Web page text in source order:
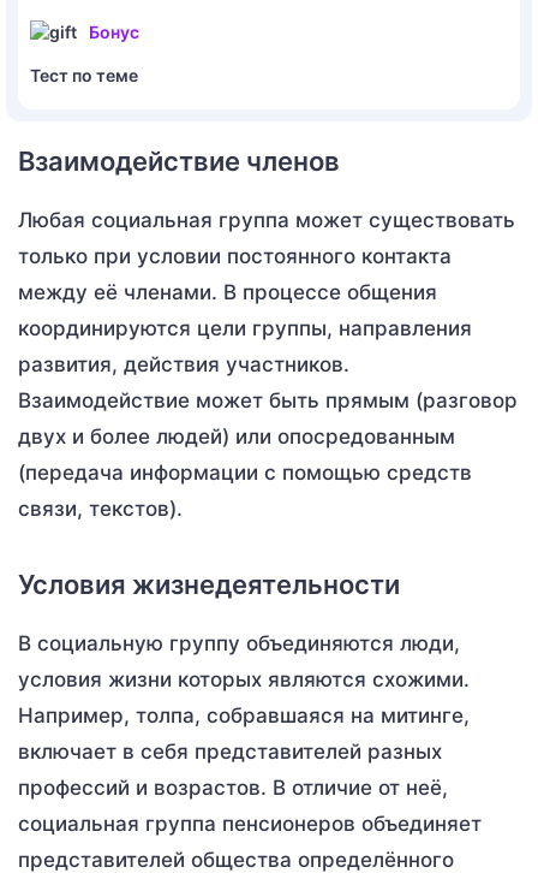
Бонус
Тест по теме
Взаимодействие членов
Любая социальная группа может существовать
только при условии постоянного контакта
между её членами. В процессе общения
координируются цели группы, направления
развития, действия участников.
Взаимодействие может быть прямым (разговор
двух и более людей) или опосредованным
(передача информации с помощью средств
связи, текстов).
Условия жизнедеятельности
В социальную группу объединяются люди,
условия жизни которых являются схожими.
Например, толпа, собравшаяся на митинге,
включает в себя представителей разных
профессий и возрастов. В отличие от неё,
социальная группа пенсионеров объединяет
представителей общества определённого